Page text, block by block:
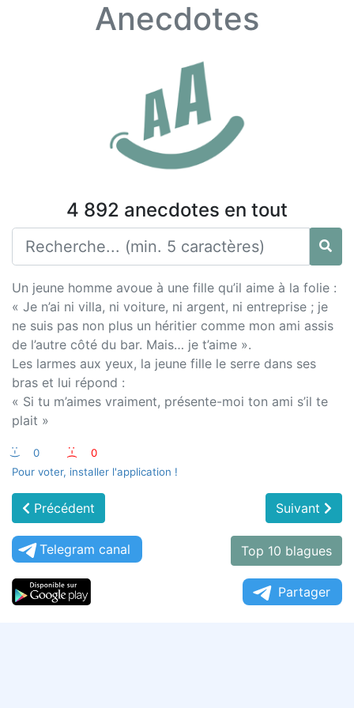
Anecdotes
4 892 anecdotes en tout
Un jeune homme avoue à une fille qu’il aime à la folie :
« Je n’ai ni villa, ni voiture, ni argent, ni entreprise ; je
ne suis pas non plus un héritier comme mon ami assis
de l’autre côté du bar. Mais… je t’aime ».
Les larmes aux yeux, la jeune fille le serre dans ses
bras et lui répond :
« Si tu m’aimes vraiment, présente-moi ton ami s’il te
plait »
:-) 0 :-(
0
Pour voter, installer l'application !
Précédent Suivant
Telegram canal Top 10 blagues
Partager